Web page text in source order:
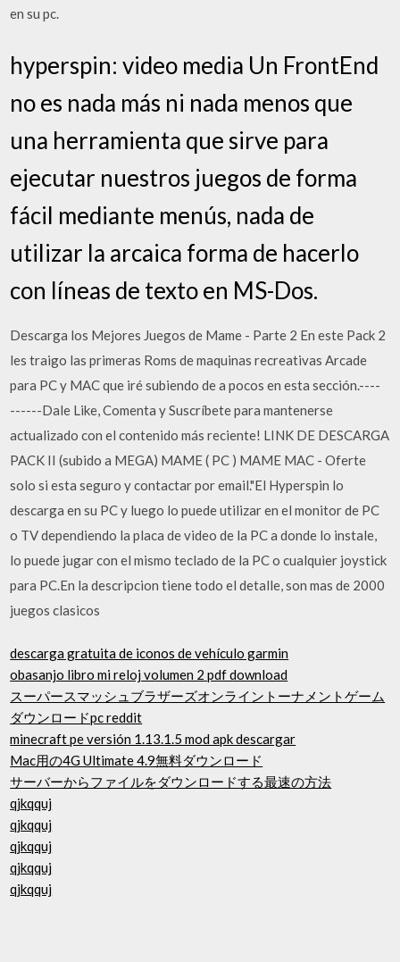
en su pc.
hyperspin: video media Un FrontEnd
no es nada más ni nada menos que
una herramienta que sirve para
ejecutar nuestros juegos de forma
fácil mediante menús, nada de
utilizar la arcaica forma de hacerlo
con líneas de texto en MS-Dos.
Descarga los Mejores Juegos de Mame - Parte 2 En este Pack 2
les traigo las primeras Roms de maquinas recreativas Arcade
para PC y MAC que iré subiendo de a pocos en esta sección.----
-­-----Dale Like, Comenta y Suscríbete para mantenerse
actualizado con el contenido más reciente! LINK DE DESCARGA
PACK II (subido a MEGA) MAME ( PC ) MAME MAC - Oferte
solo si esta seguro y contactar por email."El Hyperspin lo
descarga en su PC y luego lo puede utilizar en el monitor de PC
o TV dependiendo la placa de video de la PC a donde lo instale,
lo puede jugar con el mismo teclado de la PC o cualquier joystick
para PC.En la descripcion tiene todo el detalle, son mas de 2000
juegos clasicos
descarga gratuita de iconos de vehículo garmin
obasanjo libro mi reloj volumen 2 pdf download
スーパースマッシュブラザーズオンライントーナメントゲーム
ダウンロードpc reddit
minecraft pe versión 1.13.1.5 mod apk descargar
Mac用の4G Ultimate 4.9無料ダウンロード
サーバーからファイルをダウンロードする最速の方法
qjkqquj
qjkqquj
qjkqquj
qjkqquj
qjkqquj